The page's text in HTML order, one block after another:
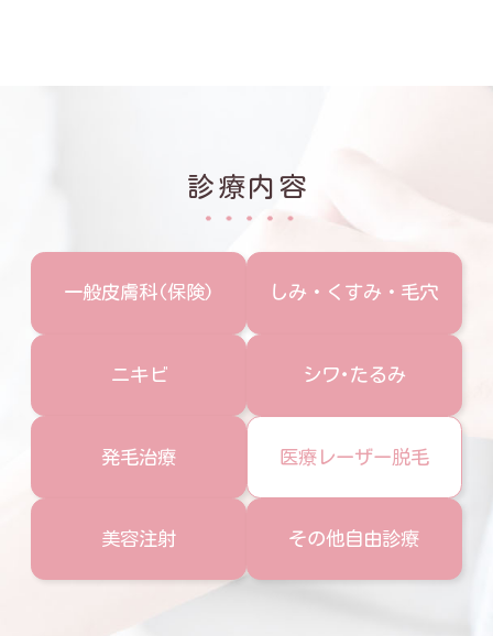
診療内容
一般皮膚科(保険) しみ・くすみ・毛穴
ニキビ シワ･たるみ
発毛治療 医療レーザー脱毛
美容注射 その他自由診療